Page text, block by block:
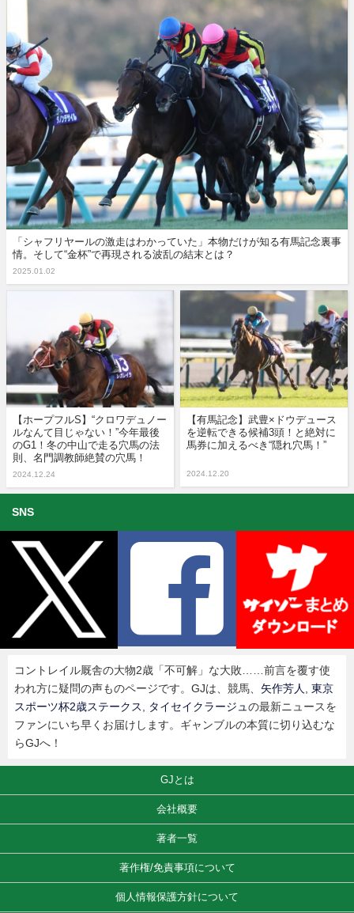
「シャフリヤールの激走はわかっていた」本物だけが知る有馬記念裏事
情。そして“金杯”で再現される波乱の結末とは？
2025.01.02
【ホープフルS】“クロワデュノー
ルなんて目じゃない！”今年最後
のG1！冬の中山で走る穴馬の法
則、名門調教師絶賛の穴馬！
2024.12.24
【有馬記念】武豊×ドウデュース
を逆転できる候補3頭！と絶対に
馬券に加えるべき“隠れ穴馬！”
2024.12.20
SNS
コントレイル厩舎の大物2歳「不可解」な大敗……前言を覆す使
われ方に疑問の声ものページです。GJは、競馬、 矢作芳人, 東京
スポーツ杯2歳ステークス, タイセイクラージュの最新ニュースを
ファンにいち早くお届けします。ギャンブルの本質に切り込むな
らGJへ！
GJとは
会社概要
著者一覧
著作権/免責事項について
個人情報保護方針について